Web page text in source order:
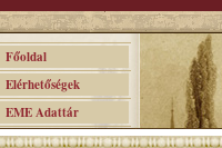
Főoldal
Elérhetőségek
EME Adattár